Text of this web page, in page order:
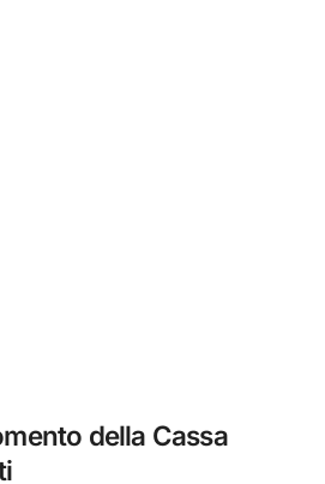
della Cassa